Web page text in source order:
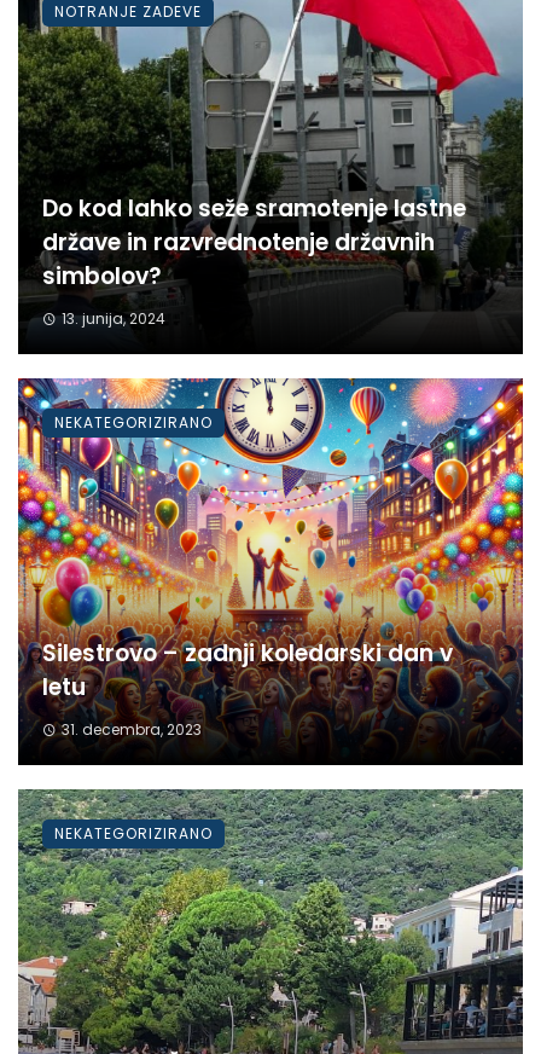
Do kod lahko seže sramotenje lastne
države in razvrednotenje državnih
simbolov?
13. junija, 2024
NOTRANJE ZADEVE
Silestrovo – zadnji koledarski dan v
letu
31. decembra, 2023
NEKATEGORIZIRANO
NEKATEGORIZIRANO